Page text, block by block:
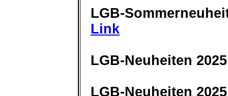
LGB-
Link
LGB-Neuheiten
LGB-Neuheiten